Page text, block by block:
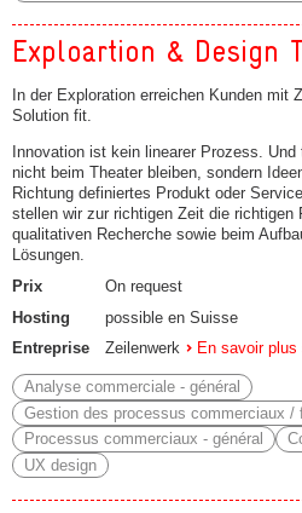
Exploartion & Design
In der Exploration erreichen Kunden mit
Solution fit.
Innovation ist kein linearer Prozess.
nicht beim Theater bleiben, sondern
Richtung definiertes Produkt oder
stellen wir zur richtigen Zeit die richtigen
qualitativen Recherche sowie beim
Lösungen.
Prix
On request
Hosting
possible en Suisse
Entreprise
Zeilenwerk En savoir plus
Analyse commerciale - général
Gestion des processus commerciaux /
Processus commerciaux - général
UX design